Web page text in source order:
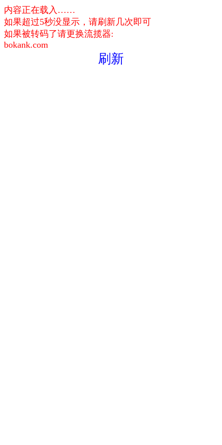
内容正在载入……
如果超过5秒没显示，请刷新几次即可
如果被转码了请更换流揽器:
bokank.com
刷新